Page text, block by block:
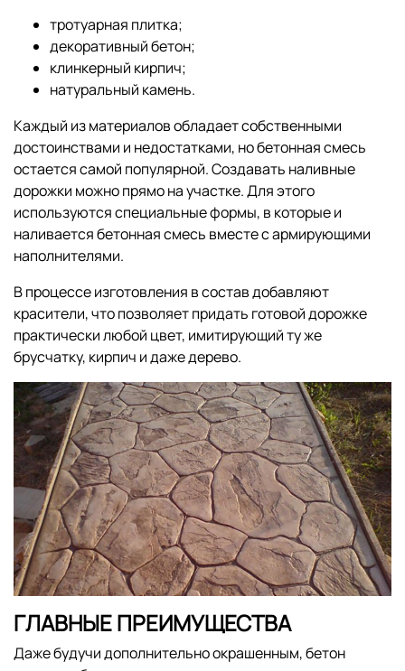
тротуарная плитка;
декоративный бетон;
клинкерный кирпич;
натуральный камень.
Каждый из материалов обладает собственными
достоинствами и недостатками, но бетонная смесь
остается самой популярной. Создавать наливные
дорожки можно прямо на участке. Для этого
используются специальные формы, в которые и
наливается бетонная смесь вместе с армирующими
наполнителями.
В процессе изготовления в состав добавляют
красители, что позволяет придать готовой дорожке
практически любой цвет, имитирующий ту же
брусчатку, кирпич и даже дерево.
ГЛАВНЫЕ ПРЕИМУЩЕСТВА
Даже будучи дополнительно окрашенным, бетон